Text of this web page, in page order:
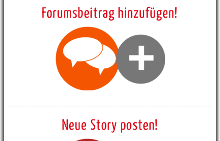
Forumsbeitrag hinzufügen!
Neue Story posten!